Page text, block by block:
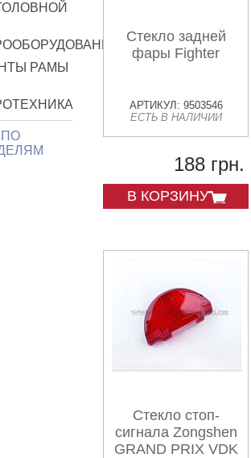
РАМЫ
Стекло задней
фары Fighter
АРТИКУЛ: 9503546
ЕСТЬ В НАЛИЧИИ
188 грн.
В КОРЗИНУ
Стекло стоп-
сигнала Zongshen
GRAND PRIX VDK